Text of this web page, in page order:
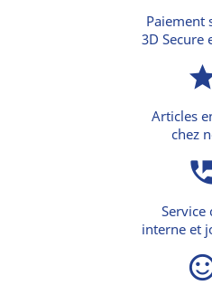
Paiement
3D Secure
Articles
chez
Service
interne et